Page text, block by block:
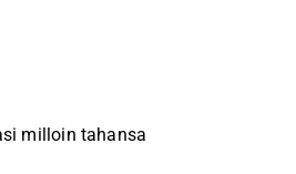
milloin tahansa